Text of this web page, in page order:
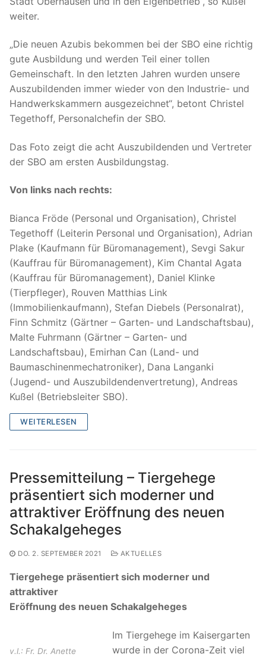
weiter.
„Die neuen Azubis bekommen bei der SBO eine richtig
gute Ausbildung und werden Teil einer tollen
Gemeinschaft. In den letzten Jahren wurden unsere
Auszubildenden immer wieder von den Industrie- und
Handwerkskammern ausgezeichnet“, betont Christel
Tegethoff, Personalchefin der SBO.
Das Foto zeigt die acht Auszubildenden und Vertreter
der SBO am ersten Ausbildungstag.
Von links nach rechts:
Bianca Fröde (Personal und Organisation), Christel
Tegethoff (Leiterin Personal und Organisation), Adrian
Plake (Kaufmann für Büromanagement), Sevgi Sakur
(Kauffrau für Büromanagement), Kim Chantal Agata
(Kauffrau für Büromanagement), Daniel Klinke
(Tierpfleger), Rouven Matthias Link
(Immobilienkaufmann), Stefan Diebels (Personalrat),
Finn Schmitz (Gärtner – Garten- und Landschaftsbau),
Malte Fuhrmann (Gärtner – Garten- und
Landschaftsbau), Emirhan Can (Land- und
Baumaschinenmechatroniker), Dana Langanki
(Jugend- und Auszubildendenvertretung), Andreas
Kußel (Betriebsleiter SBO).
WEITERLESEN
Pressemitteilung – Tiergehege
präsentiert sich moderner und
attraktiver Eröffnung des neuen
Schakalgeheges
DO. 2. SEPTEMBER 2021 AKTUELLES
Tiergehege präsentiert sich moderner und
attraktiver
Eröffnung des neuen Schakalgeheges
v.l.: Fr. Dr. Anette
Im Tiergehege im Kaisergarten
wurde in der Corona-Zeit viel